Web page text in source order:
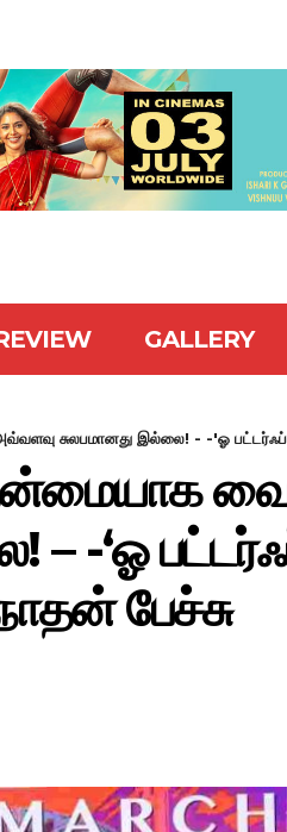
GALLERY
சுலபமானது இல்லை! - -'ஓ
-‘ஓ
பேச்சு